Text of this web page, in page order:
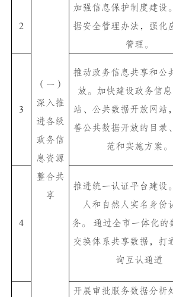
（一）
深入推
进各级
政务信
息资源
整合共
享
2
加强信息保护制度建设
据安全管理办法，强化
管理。
3
推动政务信息共享和公
放。加快建设政务信
站、公共数据开放网站
善公共数据开放的目录
范和实施方案。
4
推进统一认证平台建设
人和自然人实名身份
务。
通过全市一体化的
交换体系共享数据，打
询互认通道
开展审批服务数据分析